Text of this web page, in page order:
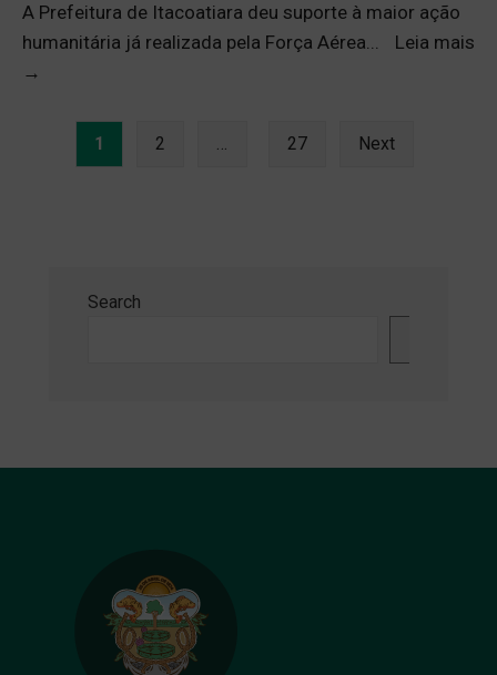
A Prefeitura de Itacoatiara deu suporte à maior ação
humanitária já realizada pela Força Aérea...
Leia mais
→
1 2 … 27 Next
Search